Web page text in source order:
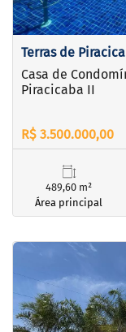
Terras de
Casa de
Piracicaba II
R$ 3.500.000,00
489,60 m²
Área principal
<